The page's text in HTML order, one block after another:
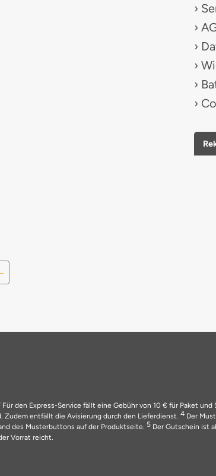
Für den Express-Service fällt eine Gebühr von 10 € für Paket
Zudem entfällt die Avisierung durch den Lieferdienst. 4 Der
des Musterbuttons auf der Produktseite. 5 Der Gutschein ist
Vorrat reicht.